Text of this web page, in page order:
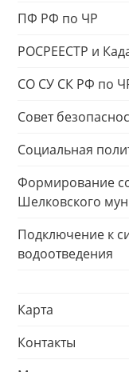
ПФ РФ по ЧР
РОСРЕЕСТР и
СО СУ СК РФ по
Совет
Социальная
Формирование
Шелковского
Подключение к
водоотведения
Карта
Контакты